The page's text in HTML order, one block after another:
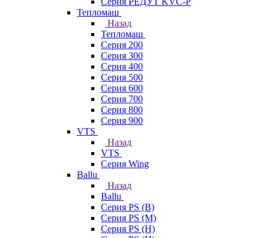
Тепломаш
Назад
Тепломаш
Серия 200
Серия 300
Серия 400
Серия 500
Серия 600
Серия 700
Серия 800
Серия 900
VTS
Назад
VTS
Серия Wing
Ballu
Назад
Ballu
Серия PS (B)
Серия PS (M)
Серия PS (H)